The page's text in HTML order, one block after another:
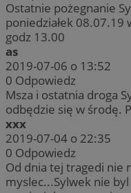
Ostatnie pożegnanie
poniedziałek 08.07.19
godz 13.00
as
2019-07-06 o 13:52
0 Odpowiedz
Msza i ostatnia droga
odbędzie się w środę.
xxx
2019-07-04 o 22:35
0 Odpowiedz
Od dnia tej tragedi nie
myslec...Sylwek nie